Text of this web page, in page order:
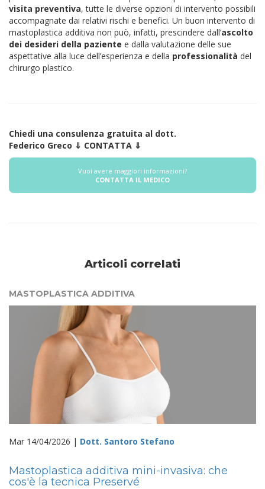
visita preventiva, tutte le diverse opzioni di intervento possibili
accompagnate dai relativi rischi e benefici. Un buon intervento di
mastoplastica additiva non può, infatti, prescindere dall’ascolto
dei desideri della paziente e dalla valutazione delle sue
aspettative alla luce dell’esperienza e della professionalità del
chirurgo plastico.
Chiedi una consulenza gratuita al dott.
Federico Greco ⇓ CONTATTA ⇓
Vuoi avere maggiori informazioni?
CONTATTA IL MEDICO
Articoli correlati
MASTOPLASTICA ADDITIVA
Mar 14/04/2026 | Dott. Santoro Stefano
Mastoplastica additiva mini-invasiva: che
cos'è la tecnica Preservé